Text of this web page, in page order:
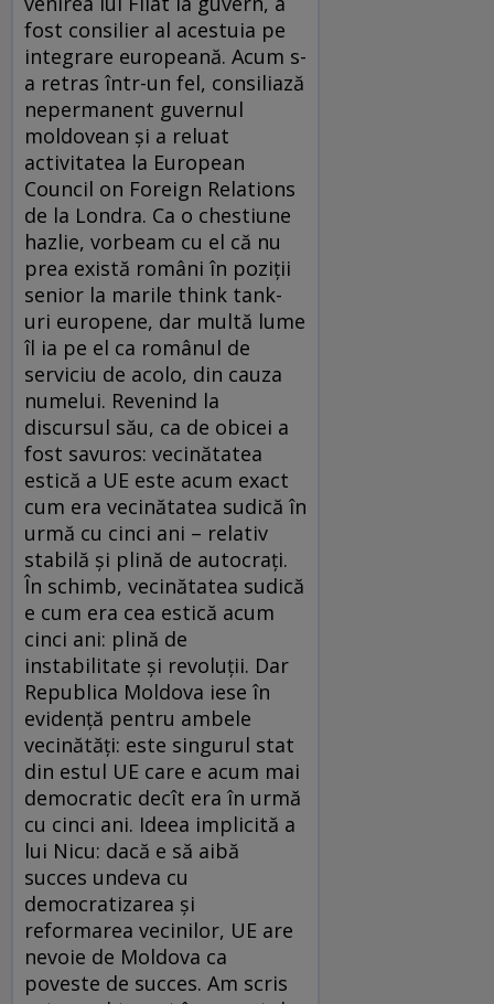
fost consilier al acestuia pe
integrare europeană. Acum s-
a retras într-un fel, consiliază
nepermanent guvernul
moldovean şi a reluat
activitatea la European
Council on Foreign Relations
de la Londra. Ca o chestiune
hazlie, vorbeam cu el că nu
prea există români în poziţii
senior la marile think tank-
uri europene, dar multă lume
îl ia pe el ca românul de
serviciu de acolo, din cauza
numelui. Revenind la
discursul său, ca de obicei a
fost savuros: vecinătatea
estică a UE este acum exact
cum era vecinătatea sudică în
urmă cu cinci ani – relativ
stabilă şi plină de autocraţi.
În schimb, vecinătatea sudică
e cum era cea estică acum
cinci ani: plină de
instabilitate şi revoluţii. Dar
Republica Moldova iese în
evidenţă pentru ambele
vecinătăţi: este singurul stat
din estul UE care e acum mai
democratic decît era în urmă
cu cinci ani. Ideea implicită a
lui Nicu: dacă e să aibă
succes undeva cu
democratizarea şi
reformarea vecinilor, UE are
nevoie de Moldova ca
poveste de succes. Am scris